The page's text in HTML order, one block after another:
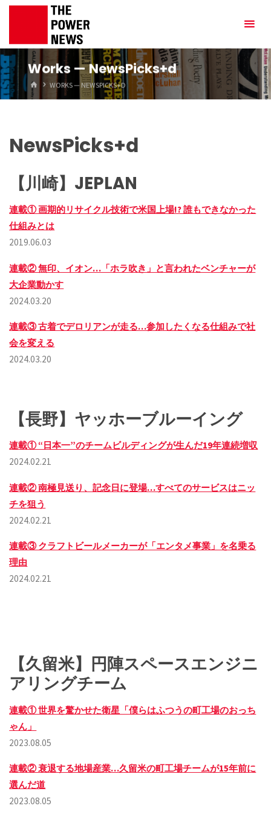
Skip
Works — NewsPicks+d
HOMEWORKS — NEWSPICKS+D
NewsPicks+d
【川崎】JEPLAN
連載① 画期的リサイクル技術で米国上場!? 誰もできなかった
仕組みとは
2019.06.03
連載② 無印、イオン…「ホラ吹き」と言われたベンチャーが
大企業動かす
2024.03.20
連載③ 古着でデロリアンが走る…参加したくなる仕組みで社
会を変える
2024.03.20
【長野】ヤッホーブルーイング
連載① “日本一”のチームビルディングが生んだ19年連続増収
2024.02.21
連載② 南極見送り、記念日に登場…すべてのサービスはニッ
チを狙う
2024.02.21
連載③ クラフトビールメーカーが「エンタメ事業」を名乗る
理由
2024.02.21
【久留米】円陣スペースエンジニ
アリングチーム
連載① 世界を驚かせた衛星「僕らはふつうの町工場のおっち
ゃん」
2023.08.05
連載② 衰退する地場産業…久留米の町工場チームが15年前に
選んだ道
2023.08.05